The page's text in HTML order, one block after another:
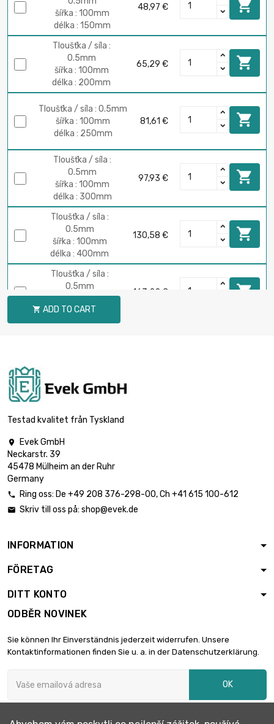
šířka : 100mm
délka : 150mm
48,97 € 
Tloušťka / síla :
0.5mm
šířka : 100mm
délka : 200mm
65,29 € 
Tloušťka / síla : 0.5mm
šířka : 100mm
délka : 250mm
81,61 € 
Tloušťka / síla :
0.5mm
šířka : 100mm
délka : 300mm
97,93 € 
Tloušťka / síla :
0.5mm
šířka : 100mm
délka : 400mm
130,58 € 
Tloušťka / síla :
0.5mm
šířka : 100mm
délka : 500mm
163,22 € 
Tloušťka / síla :
délka : 700mm
Tloušťka / síla :
šířka : 100mm
0.5mm
délka : 900mm
délka : 1000mm
Tloušťka / síla :
délka : 150mm
šířka : 150mm
73,46 €
0.5mm
 ADD TO CART
Testad kvalitet från Tyskland

Evek GmbH
Neckarstr. 39
45478 Mülheim an der Ruhr
Germany
 Ring oss: De +49 208 376-298-00, Ch +41 615 100-612
 Skriv till oss på: shop@evek.de
INFORMATION
FÖRETAG
DITT KONTO
ODBĚR NOVINEK
Sie können Ihr Einverständnis jederzeit widerrufen. Unsere
Kontaktinformationen finden Sie u. a. in der Datenschutzerklärung.
OK